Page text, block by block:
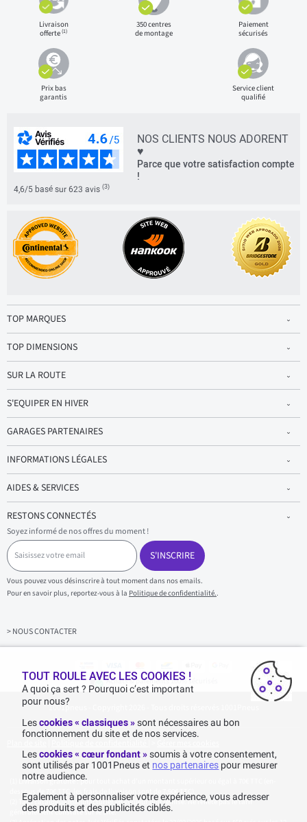
Livraison
offerte(1)
350 centres
de montage
Paiement
sécurisés
Prix bas
garantis
Service client
qualifié
NOS CLIENTS NOUS ADORENT
♥
Parce que votre satisfaction compte
!
4,6/5 basé sur 623 avis (3)
TOP MARQUES
TOP DIMENSIONS
SUR LA ROUTE
S'EQUIPER EN HIVER
GARAGES PARTENAIRES
INFORMATIONS LÉGALES
AIDES & SERVICES
RESTONS CONNECTÉS
Soyez informé de nos offres du moment !
S
a
i
s
i
s
z
v
S'INSCRIRE
Vous pouvez vous désinscrire à tout moment dans nos emails.
Pour en savoir plus, reportez-vous à la Politique de confidentialité..
> NOUS CONTACTER
Achats & paiements 100% sécurisés
1001pneus - Copyright 2026 - Tous droits réservés 1001Pneus
Livraison gratuite : pour tout achat d'un montant supérieur ou égal à 70€ TTC (en-
dessous de 70€ TTC, les frais de livraison sont de 7,90€ TTC).
Tarif catalogue manufacturier en vigueur non remisé. Ne reflète pas le tarif
généralement constaté sur le site.
TOUT ROULE AVEC LES COOKIES !
A quoi ça sert ? Pourquoi c’est important
pour nous?
Lescookies « classiques »sont nécessaires au bon
fonctionnement du site et de nos services.
Lescookies « cœur fondant » soumis à votre consentement,
sont utilisés par 1001Pneus et nos partenaires pour mesurer
notre audience.
Egalement à personnaliser votre expérience, vous adresser
des produits et des publicités ciblés.